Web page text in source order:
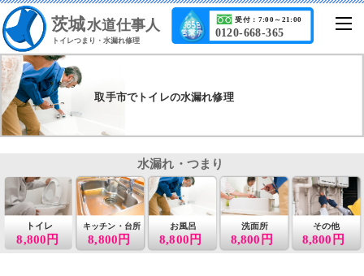
茨城水道仕事人
トイレつまり・水漏れ修理
0120-668-365
受付：7:00～21:00
取手市でトイレの水漏れ修理
8,800円
トイレ
8,800円
キッチン・台所 お風呂
8,800円
洗面所
8,800円
その他
8,800円
水漏れ・つまり